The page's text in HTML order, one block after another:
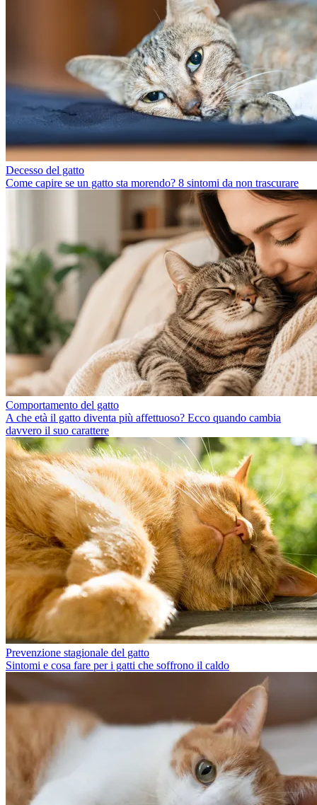
Decesso del gatto
Come capire se un gatto sta morendo? 8 sintomi da non trascurare
Comportamento del gatto
A che età il gatto diventa più affettuoso? Ecco quando cambia
davvero il suo carattere
Prevenzione stagionale del gatto
Sintomi e cosa fare per i gatti che soffrono il caldo